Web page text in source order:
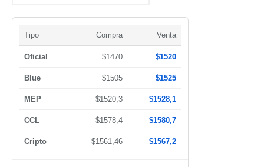
Tipo Compra Venta
Oficial $1470 $1520
Blue $1505 $1525
MEP $1520,3 $1528,1
CCL $1578,4 $1580,7
Cripto $1561,46 $1567,2